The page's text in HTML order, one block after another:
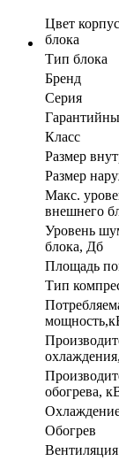
Цвет
блока
Тип блока
Бренд
Серия
Класс
Размер
Размер
Макс.
внешнего
Уровень
блока, Дб
Площадь
Тип
обогрева,
Обогрев
Вентиляция